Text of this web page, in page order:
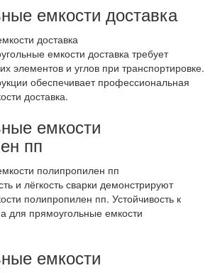
емкости доставка
емкости доставка требует
элементов и углов при транспортировке.
обеспечивает профессиональная
доставка.
емкости
пп
и лёгкость сварки демонстрируют
полипропилен пп. Устойчивость к
для прямоугольные емкости
емкости